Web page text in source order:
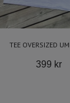
TEE OVERSIZED
399 kr